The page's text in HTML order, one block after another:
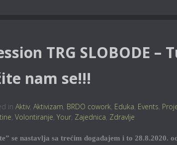
TRG SLOBODE –
nam se!!!
in Aktiv, Aktivizam, BRDO cowork, Eduka, Events,
, Volontiranje, Your, Zajednica, Zdravlje
se nastavlja sa trećim događajem i to 28.8.2020.